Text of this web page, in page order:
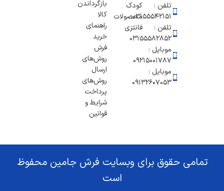
تلفن :
03155542151
تلفن :
03155582852
موبایل :
۰۹۲۱۵۰۰۱۷۸۷
موبایل :
09132607053
کودک
محصولات
فانتزی
بازگرداندن
کالا
راهنمای
خرید
فرش
روش‌های
ارسال
روش‌های
پرداخت
شرایط و
قوانین
تمامی حقوق برای وبسایت فرش جامین محفوظ
است